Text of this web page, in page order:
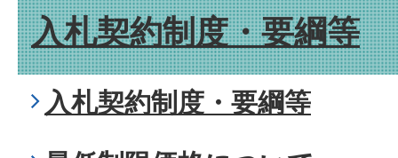
入札契約制度・要綱等
入札契約制度・要綱等